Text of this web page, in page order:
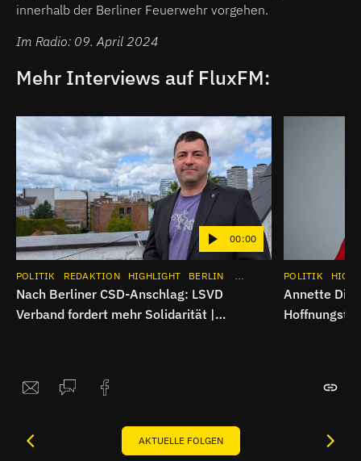
innerhalb der Berliner Feuerwehr vorgehen.
Im Radio: 09. April 2024
Mehr Interviews auf FluxFM:
00:00
POLITIK REDAKTION HIGHLIGHT BERLIN INTERVIEW APP
Nach Berliner CSD-Anschlag: LSVD
Verband fordert mehr Solidarität |
POLITIK
Annette
AKTUELLE FOLGEN